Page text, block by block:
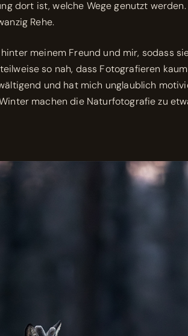
dort ist, welche Wege genutzt
Rehe.
meinem Freund und mir, sodass
so nah, dass Fotografieren
und hat mich unglaublich
machen die Naturfotografie zu